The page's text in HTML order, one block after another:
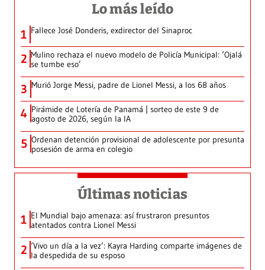
Lo más leído
1 Fallece José Donderis, exdirector del Sinaproc
2 Mulino rechaza el nuevo modelo de Policía Municipal: ‘Ojalá
se tumbe eso’
3 Murió Jorge Messi, padre de Lionel Messi, a los 68 años
4 Pirámide de Lotería de Panamá | sorteo de este 9 de
agosto de 2026, según la IA
5 Ordenan detención provisional de adolescente por presunta
posesión de arma en colegio
Últimas noticias
1 El Mundial bajo amenaza: así frustraron presuntos
atentados contra Lionel Messi
2 ‘Vivo un día a la vez’: Kayra Harding comparte imágenes de
la despedida de su esposo